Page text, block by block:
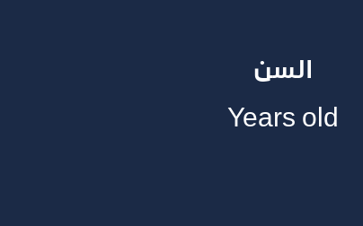
السن
Years old